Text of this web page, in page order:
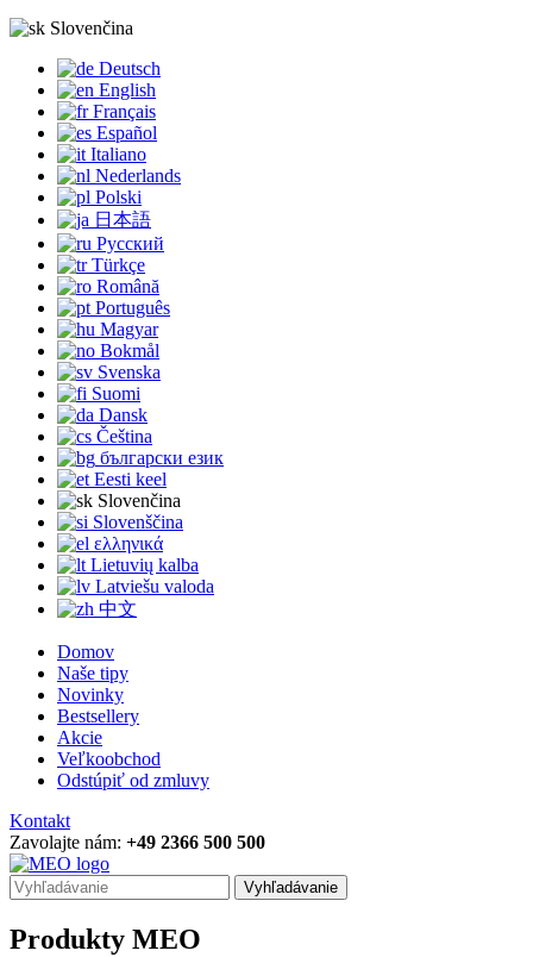
Slovenčina
Deutsch
English
Français
Español
Italiano
Nederlands
Polski
日本語
Русский
Türkçe
Română
Português
Magyar
Bokmål
Svenska
Suomi
Dansk
Čeština
български език
Eesti keel
Slovenčina
Slovenščina
ελληνικά
Lietuvių kalba
Latviešu valoda
中文
Domov
Naše tipy
Novinky
Bestsellery
Akcie
Veľkoobchod
Odstúpiť od zmluvy
Kontakt
Zavolajte nám: +49 2366 500 500
Vyhľadávanie
Produkty MEO